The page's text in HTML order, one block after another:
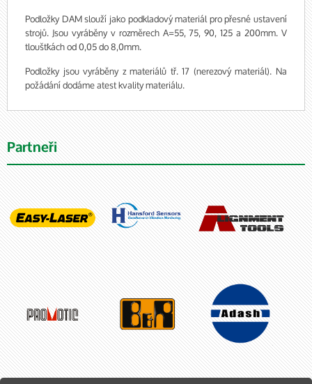
Podložky DAM slouží jako podkladový materiál pro přesné ustavení
strojů. Jsou vyráběny v rozměrech A=55, 75, 90, 125 a 200mm. V
tloušťkách od 0,05 do 8,0mm.
Podložky jsou vyráběny z materiálů tř. 17 (nerezový materiál). Na
požádání dodáme atest kvality materiálu.
Partneři